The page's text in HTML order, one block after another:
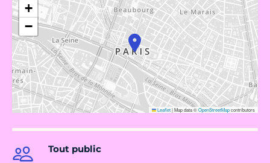
+
−
Leaflet|Map data ©OpenStreetMapcontributors
Tout public